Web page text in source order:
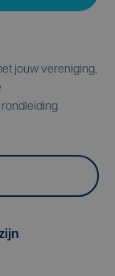
jouw vereniging,
rondleiding